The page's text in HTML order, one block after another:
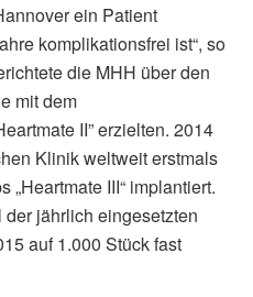
ein Patient
komplikationsfrei ist“, so
die MHH über den
mit dem
II” erzielten. 2014
Klinik weltweit erstmals
„Heartmate III“ implantiert.
jährlich eingesetzten
auf 1.000 Stück fast